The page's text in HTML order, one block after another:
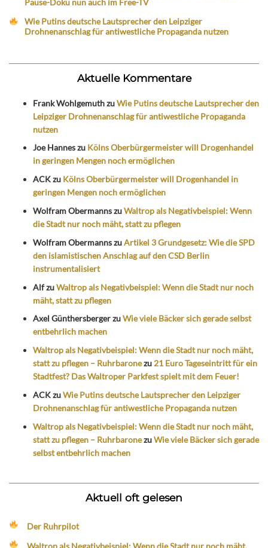
Pause-Doku nun auch im Free-TV
Wie Putins deutsche Lautsprecher den Leipziger
Drohnenanschlag für antiwestliche Propaganda nutzen
Aktuelle Kommentare
Frank WohlgemuthzuWie Putins deutsche Lautsprecher den
Leipziger Drohnenanschlag für antiwestliche Propaganda
nutzen
Joe Hanneszu Kölns Oberbürgermeister will Drogenhandel
in geringen Mengen noch ermöglichen
ACKzu Kölns Oberbürgermeister will Drogenhandel in
geringen Mengen noch ermöglichen
Wolfram ObermannszuWaltrop als Negativbeispiel: Wenn
die Stadt nur noch mäht, statt zu pflegen
Wolfram ObermannszuArtikel 3 Grundgesetz: Wie die SPD
den islamistischen Anschlag auf den CSD Berlin
instrumentalisiert
AlfzuWaltrop als Negativbeispiel: Wenn die Stadt nur noch
mäht, statt zu pflegen
Axel GünthersbergerzuWie viele Bäcker sich gerade selbst
entbehrlich machen
Waltrop als Negativbeispiel: Wenn die Stadt nur noch mäht,
statt zu pflegen – Ruhrbaronezu 21 Euro Tageseintritt für ein
Stadtfest? Das Waltroper Parkfest spielt mit dem Feuer!
ACKzuWie Putins deutsche Lautsprecher den Leipziger
Drohnenanschlag für antiwestliche Propaganda nutzen
Waltrop als Negativbeispiel: Wenn die Stadt nur noch mäht,
statt zu pflegen – RuhrbaronezuWie viele Bäcker sich gerade
selbst entbehrlich machen
Aktuell oft gelesen
Der Ruhrpilot
Waltrop als Negativbeispiel: Wenn die Stadt nur noch mäht,